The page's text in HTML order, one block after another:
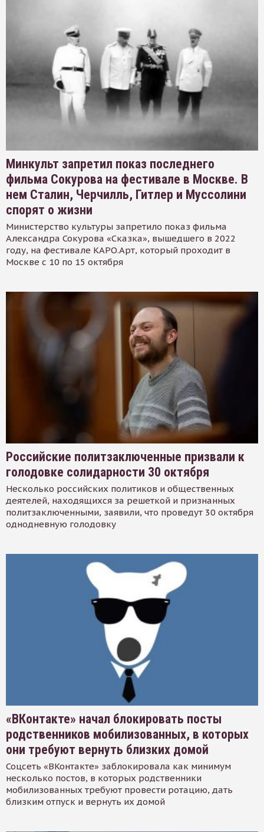
Минкульт запретил показ последнего
фильма Сокурова на фестивале в Москве. В
нем Сталин, Черчилль, Гитлер и Муссолини
спорят о жизни
Министерство культуры запретило показ фильма
Александра Сокурова «Сказка», вышедшего в 2022
году, на фестивале КАРО.Арт, который проходит в
Москве с 10 по 15 октября
Российские политзаключенные призвали к
голодовке солидарности 30 октября
Несколько российских политиков и общественных
деятелей, находящихся за решеткой и признанных
политзаключенными, заявили, что проведут 30 октября
однодневную голодовку
«ВКонтакте» начал блокировать посты
родственников мобилизованных, в которых
они требуют вернуть близких домой
Соцсеть «ВКонтакте» заблокировала как минимум
несколько постов, в которых родственники
мобилизованных требуют провести ротацию, дать
близким отпуск и вернуть их домой